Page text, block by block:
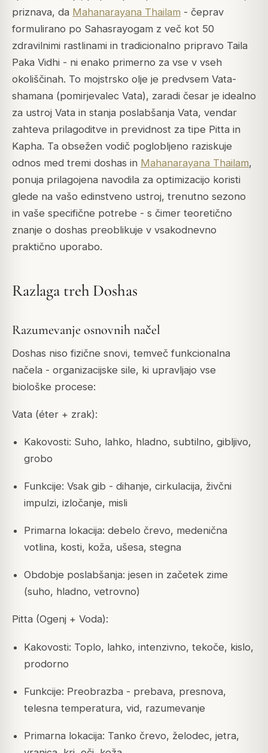
priznava, da Mahanarayana Thailam - čeprav
formulirano po Sahasrayogam z več kot 50
zdravilnimi rastlinami in tradicionalno pripravo Taila
Paka Vidhi - ni enako primerno za vse v vseh
okoliščinah. To mojstrsko olje je predvsem Vata-
shamana (pomirjevalec Vata), zaradi česar je idealno
za ustroj Vata in stanja poslabšanja Vata, vendar
zahteva prilagoditve in previdnost za tipe Pitta in
Kapha. Ta obsežen vodič poglobljeno raziskuje
odnos med tremi doshas in Mahanarayana Thailam,
ponuja prilagojena navodila za optimizacijo koristi
glede na vašo edinstveno ustroj, trenutno sezono
in vaše specifične potrebe - s čimer teoretično
znanje o doshas preoblikuje v vsakodnevno
praktično uporabo.
Razlaga treh Doshas
Razumevanje osnovnih načel
Doshas niso fizične snovi, temveč funkcionalna
načela - organizacijske sile, ki upravljajo vse
biološke procese:
Vata (éter + zrak):
Kakovosti: Suho, lahko, hladno, subtilno, gibljivo,
grobo
Funkcije: Vsak gib - dihanje, cirkulacija, živčni
impulzi, izločanje, misli
Primarna lokacija: debelo črevo, medenična
votlina, kosti, koža, ušesa, stegna
Obdobje poslabšanja: jesen in začetek zime
(suho, hladno, vetrovno)
Pitta (Ogenj + Voda):
Kakovosti: Toplo, lahko, intenzivno, tekoče, kislo,
prodorno
Funkcije: Preobrazba - prebava, presnova,
telesna temperatura, vid, razumevanje
Primarna lokacija: Tanko črevo, želodec, jetra,